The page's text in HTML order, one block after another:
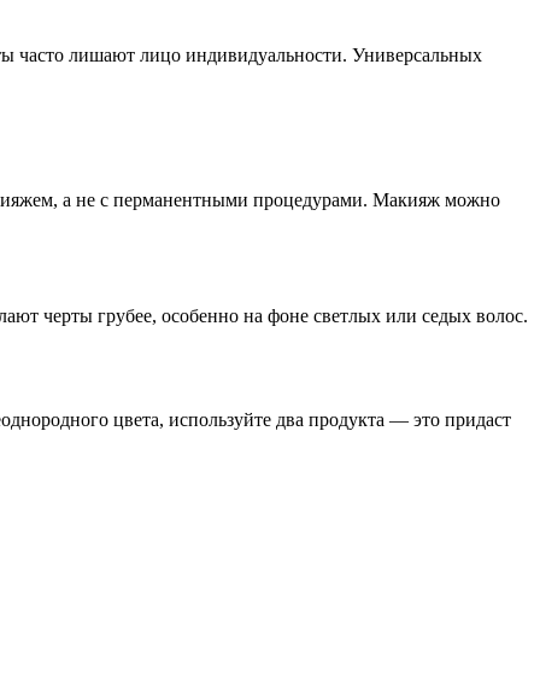
часто лишают лицо индивидуальности. Универсальных
а не с перманентными процедурами. Макияж можно
черты грубее, особенно на фоне светлых или седых волос.
цвета, используйте два продукта — это придаст